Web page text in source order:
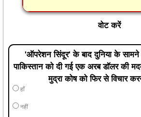
वोट करें
'ऑपरेशन सिंदूर' के बाद दुनिया के सामने
पाकिस्तान को दी गई एक अरब डॉलर की
मुद्रा कोष को फिर से विचार
हाँ
नहीं